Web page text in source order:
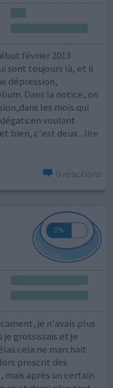
février 2013
sont toujours là, et il
dépression,
Dans la notice, on
les mois qui
voulant
bien, c'est deux...lire
0 réactions
je n'avais plus
grossissais et je
cela ne marchait
prescrit des
mais après un certain